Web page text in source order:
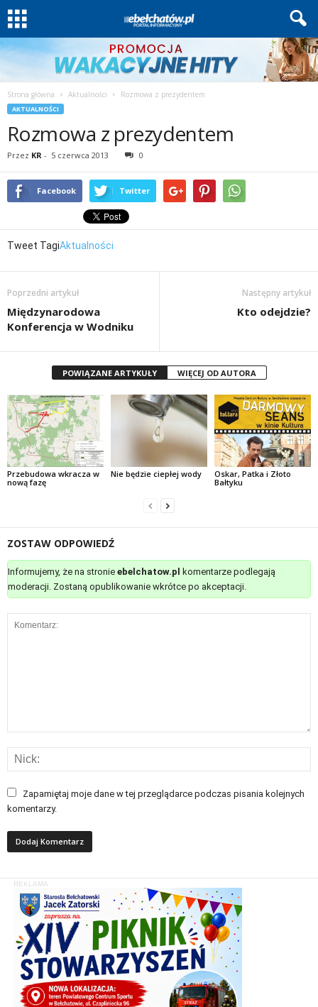
Strona główna Aktualności Rozmowa z prezydentem
AKTUALNOŚCI
Rozmowa z prezydentem
Przez KR - 5 czerwca 2013 0
Facebook Twitter
Tweet TagiAktualności
Poprzedni artykuł
Międzynarodowa
Konferencja w Wodniku
Następny artykuł
Kto odejdzie?
POWIĄZANE ARTYKUŁY WIĘCEJ OD AUTORA
Przebudowa wkracza w
nową fazę
Nie będzie ciepłej wody
Oskar, Patka i Złoto
Bałtyku
ZOSTAW ODPOWIEDŹ
Informujemy, że na stronie ebelchatow.pl komentarze podlegają
moderacji. Zostaną opublikowanie wkrótce po akceptacji.
Zapamiętaj moje dane w tej przeglądarce podczas pisania kolejnych
komentarzy.
REKLAMA